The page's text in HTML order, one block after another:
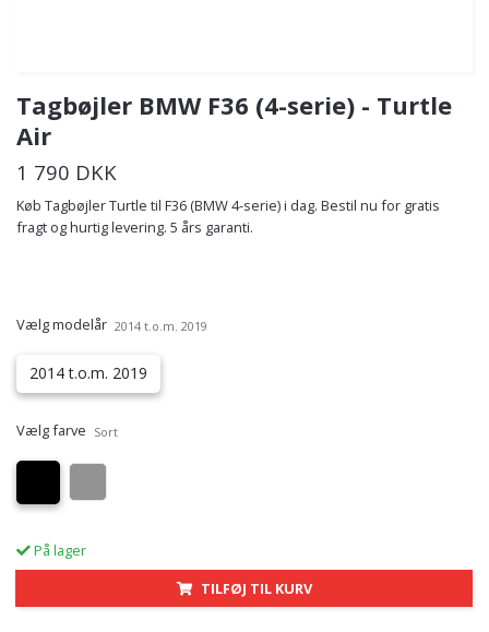
Tagbøjler BMW F36 (4-serie) - Turtle
Air
1 790 DKK
Køb Tagbøjler Turtle til F36 (BMW 4-serie) i dag. Bestil nu for gratis
fragt og hurtig levering. 5 års garanti.
Vælg modelår 2014 t.o.m. 2019
2014 t.o.m. 2019
Vælg farve Sort
På lager
TILFØJ TIL KURV